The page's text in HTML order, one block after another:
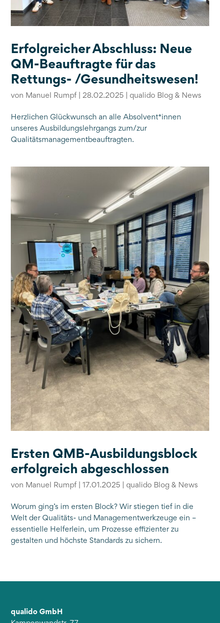
Erfolgreicher Abschluss: Neue
QM-Beauftragte für das
Rettungs- /Gesundheitswesen!
von Manuel Rumpf |28.02.2025 |qualido Blog & News
Herzlichen Glückwunsch an alle Absolvent*innen
unseres Ausbildungslehrgangs zum/zur
Qualitätsmanagementbeauftragten.
Ersten QMB-Ausbildungsblock
erfolgreich abgeschlossen
von Manuel Rumpf |17.01.2025 |qualido Blog & News
Worum ging’s im ersten Block? Wir stiegen tief in die
Welt der Qualitäts- und Managementwerkzeuge ein –
essentielle Helferlein, um Prozesse effizienter zu
gestalten und höchste Standards zu sichern.
qualido GmbH